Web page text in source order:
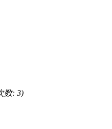
数: 3)